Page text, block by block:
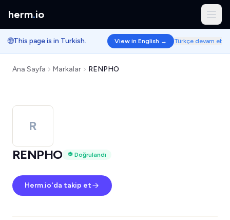
herm.io
🌐This page is in Turkish. View in English → Türkçe devam et
Ana Sayfa Markalar RENPHO
R
RENPHO
Doğrulandı
Herm.io'da takip et